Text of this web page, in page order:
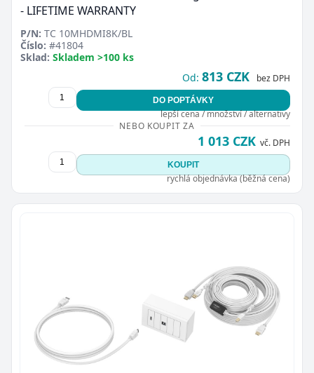
- LIFETIME WARRANTY
P/N: TC 10MHDMI8K/BL
Číslo: #41804
Sklad: Skladem >100 ks
Od: 813 CZK bez DPH
DO POPTÁVKY
lepší cena / množství / alternativy
NEBO KOUPIT ZA
1 013 CZK vč. DPH
KOUPIT
rychlá objednávka (běžná cena)